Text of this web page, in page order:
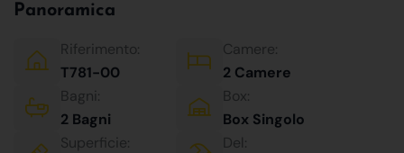
Panoramica
Riferimento:
T781-00
Camere:
2 Camere
Bagni:
2 Bagni
Box:
Box Singolo
Superficie:
Del: